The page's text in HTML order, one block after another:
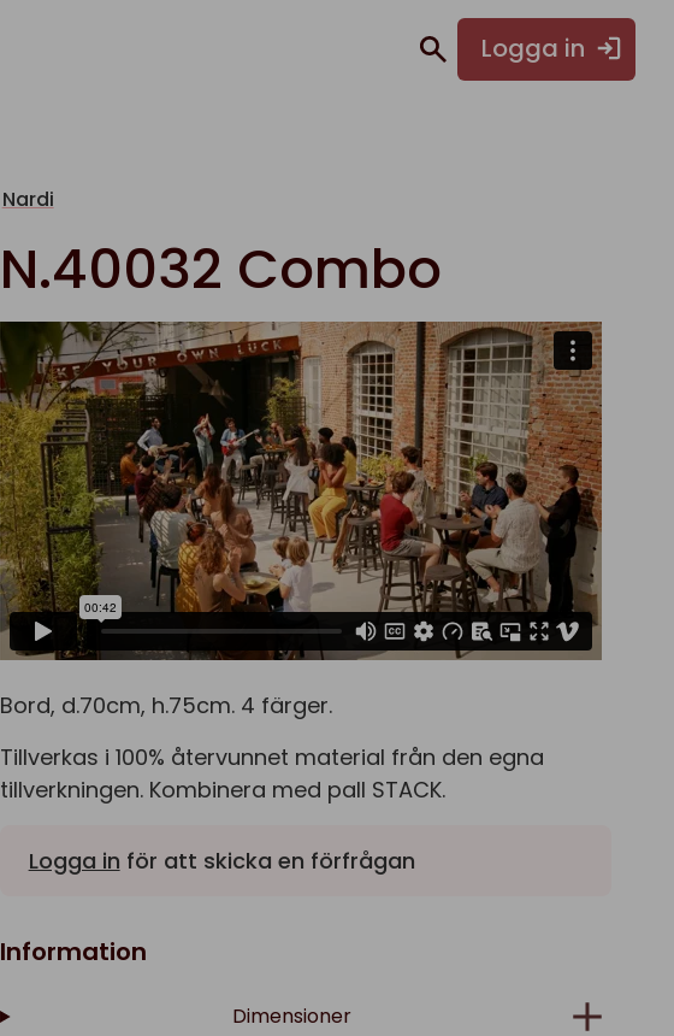
Logga in
Nardi
N.40032 Combo
Bord, d.70cm, h.75cm. 4 färger.
Tillverkas i 100% återvunnet material från den egna
tillverkningen. Kombinera med pall STACK.
Logga in för att skicka en förfrågan
Information
Dimensioner